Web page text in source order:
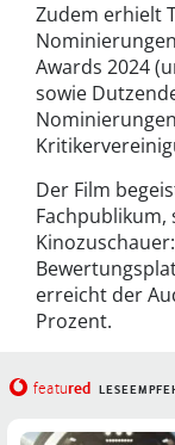
Zudem erhielt
Awards 2024
sowie
Der Film
erreicht der
Prozent.
featured